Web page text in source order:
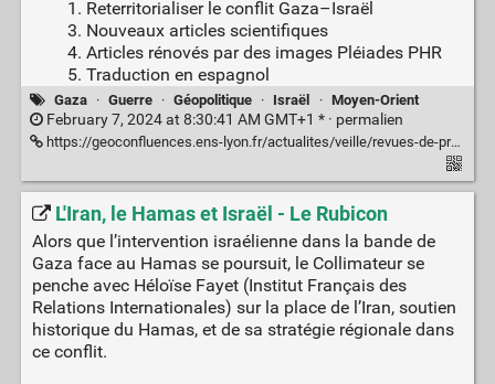
1. Reterritorialiser le conflit Gaza–Israël
3. Nouveaux articles scientifiques
4. Articles rénovés par des images Pléiades PHR
5. Traduction en espagnol
Gaza · Guerre · Géopolitique · Israël · Moyen-Orient
February 7, 2024 at 8:30:41 AM GMT+1 * · permalien
https://geoconfluences.ens-lyon.fr/actualites/veille/revues-de-presse/geoimage-du-cnes-nouveautes-hiver-2023-2024
L'Iran, le Hamas et Israël - Le Rubicon
Alors que l’intervention israélienne dans la bande de
Gaza face au Hamas se poursuit, le Collimateur se
penche avec Héloïse Fayet (Institut Français des
Relations Internationales) sur la place de l’Iran, soutien
historique du Hamas, et de sa stratégie régionale dans
ce conflit.